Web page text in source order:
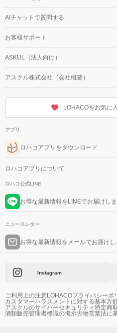
AIチャットで質問する
お客様サポート
ASKUL（法人向け）
アスクル株式会社（会社概要）
LOHACOをお気に
アプリ
ロハコアプリをダウンロード
ロハコアプリについて
ロハコ公式LINE
お得な最新情報をLINEでお届けし
ニュースレター
お得な最新情報をメールでお届けし
Instagram
ご利用上の注意LOHACOプライバシーポ
カスタマーハラスメントに対する基本方
アスクルのサイバーセキュリティ特定商
酒類販売管理者標識の掲示古物営業法に